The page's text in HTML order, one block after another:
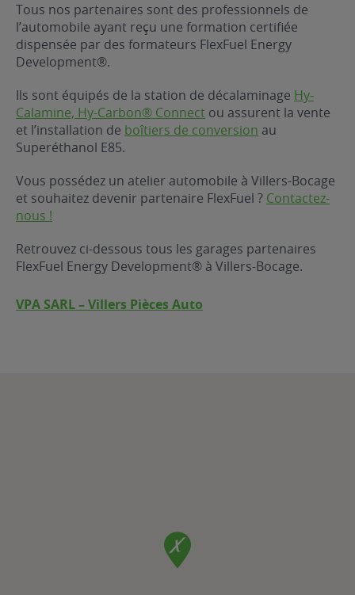
?
gratuit
le Superéthanol
?
de mon
Tous nos partenaires sont des professionnels de
l’automobile ayant reçu une formation certifiée
dispensée par des formateurs FlexFuel Energy
Development®.
Ils sont équipés de la station de décalaminage Hy-
Calamine, Hy-Carbon® Connect ou assurent la vente
et l’installation de boîtiers de conversion au
Superéthanol E85.
Vous possédez un atelier automobile à Villers-Bocage
et souhaitez devenir partenaire FlexFuel ? Contactez-
nous !
Retrouvez ci-dessous tous les garages partenaires
FlexFuel Energy Development® à Villers-Bocage.
VPA SARL – Villers Pièces Auto